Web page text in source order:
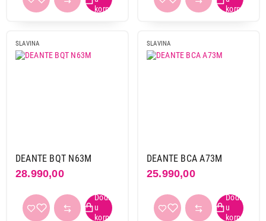
SLAVINA
DEANTE BQT N63M
28.990,00
SLAVINA
DEANTE BCA A73M
25.990,00